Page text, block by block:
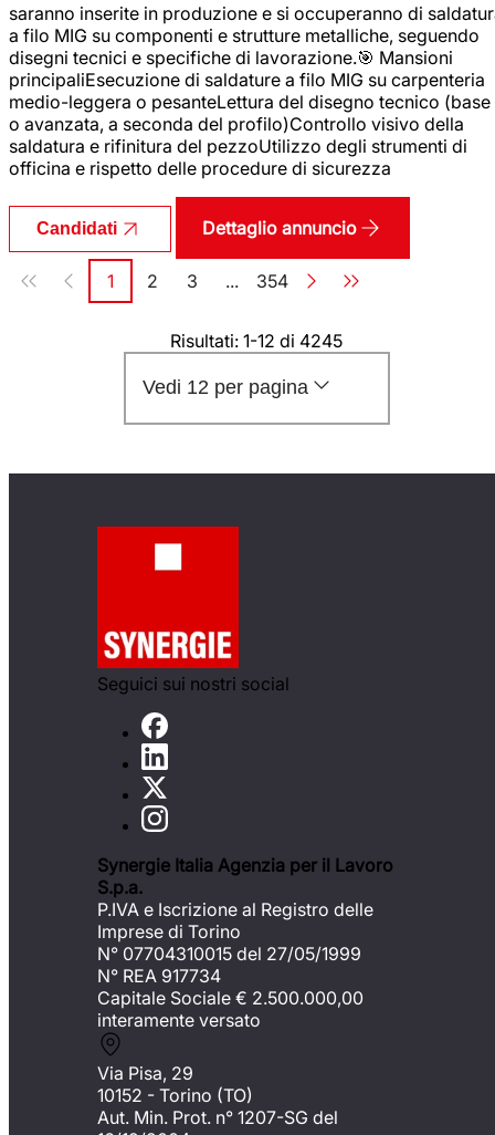
saranno inserite in produzione e si occuperanno di
a filo MIG su componenti e strutture metalliche, seguendo
disegni tecnici e specifiche di lavorazione.🎯 Mansioni
principaliEsecuzione di saldature a filo MIG su carpenteria
medio-leggera o pesanteLettura del disegno tecnico (base
o avanzata, a seconda del profilo)Controllo visivo della
saldatura e rifinitura del pezzoUtilizzo degli strumenti di
officina e rispetto delle procedure di sicurezza
Candidati Dettaglio annuncio
Paginazione
Pagina
1 Pagina
2 Pagina
3 ... Pagina
354
Risultati: 1-12 di 4245
Vedi 12 per pagina
Seguici sui nostri social
Synergie Italia Agenzia per il Lavoro
S.p.a.
P.IVA e Iscrizione al Registro delle
Imprese di Torino
N° 07704310015 del 27/05/1999
N° REA 917734
Capitale Sociale € 2.500.000,00
interamente versato
Via Pisa, 29
10152 - Torino (TO)
Aut. Min. Prot. n° 1207-SG del